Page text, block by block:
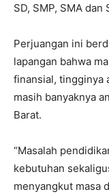
SD, SMP, SMA dan
Perjuangan ini
lapangan bahwa
finansial, tingginya
masih banyaknya
Barat.
“Masalah
kebutuhan
menyangkut masa